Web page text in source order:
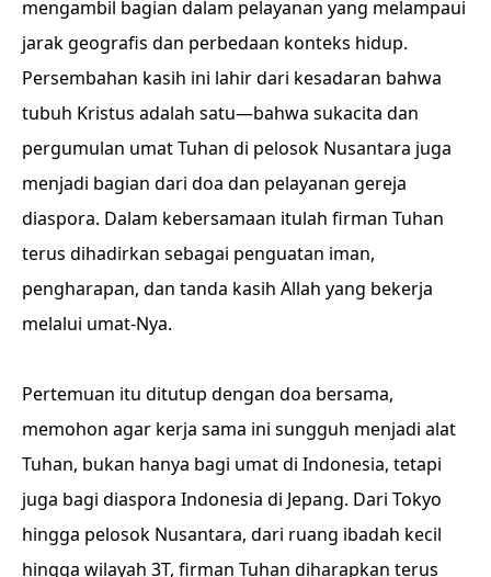
mengambil bagian dalam pelayanan yang melampaui
jarak geografis dan perbedaan konteks hidup.
Persembahan kasih ini lahir dari kesadaran bahwa
tubuh Kristus adalah satu—bahwa sukacita dan
pergumulan umat Tuhan di pelosok Nusantara juga
menjadi bagian dari doa dan pelayanan gereja
diaspora. Dalam kebersamaan itulah firman Tuhan
terus dihadirkan sebagai penguatan iman,
pengharapan, dan tanda kasih Allah yang bekerja
melalui umat-Nya.
Pertemuan itu ditutup dengan doa bersama,
memohon agar kerja sama ini sungguh menjadi alat
Tuhan, bukan hanya bagi umat di Indonesia, tetapi
juga bagi diaspora Indonesia di Jepang. Dari Tokyo
hingga pelosok Nusantara, dari ruang ibadah kecil
hingga wilayah 3T, firman Tuhan diharapkan terus